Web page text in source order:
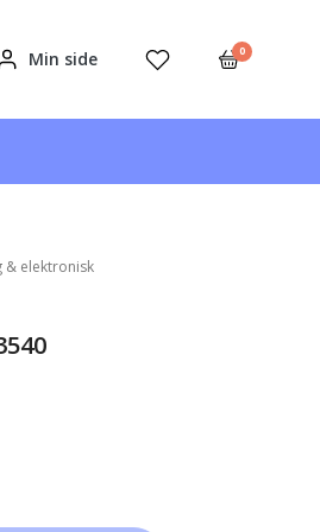
Min side 0
& elektronisk